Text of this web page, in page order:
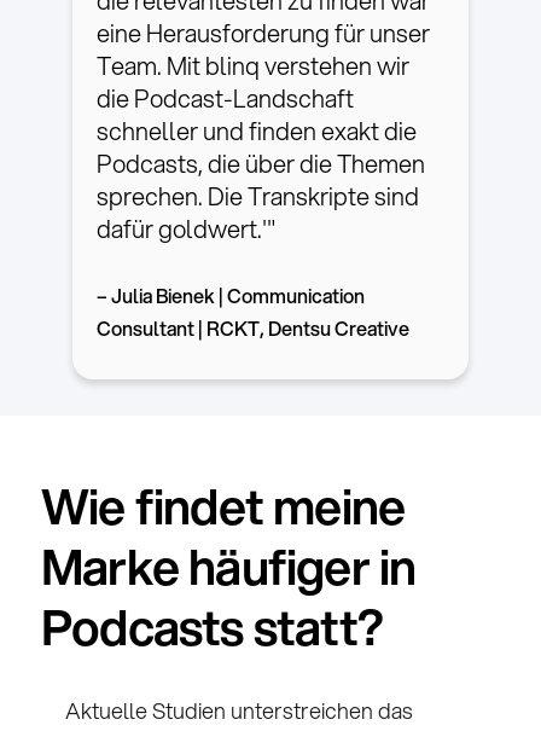
eine Herausforderung für unser
Team. Mit blinq verstehen wir
die Podcast-Landschaft
schneller und finden exakt die
Podcasts, die über die Themen
sprechen. Die Transkripte sind
dafür goldwert.'"
– Julia Bienek | Communication
Consultant | RCKT, Dentsu Creative
Wie findet meine
Marke häufiger in
Podcasts statt?
Aktuelle Studien unterstreichen das